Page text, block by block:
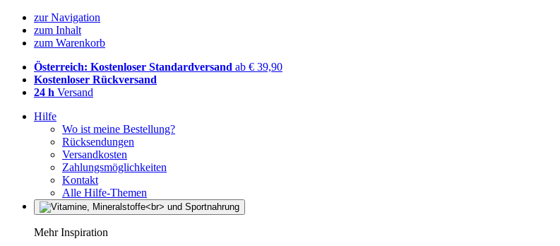
zur Navigation
zum Inhalt
zum Warenkorb
Österreich: Kostenloser Standardversand ab € 39,90
Kostenloser Rückversand
24 h Versand
Hilfe
Wo ist meine Bestellung?
Rücksendungen
Versandkosten
Zahlungsmöglichkeiten
Kontakt
Alle Hilfe-Themen
Mehr Inspiration